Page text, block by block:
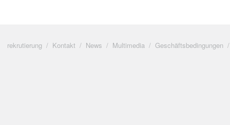
rekrutierung Kontakt News Multimedia Geschäftsbedingungen